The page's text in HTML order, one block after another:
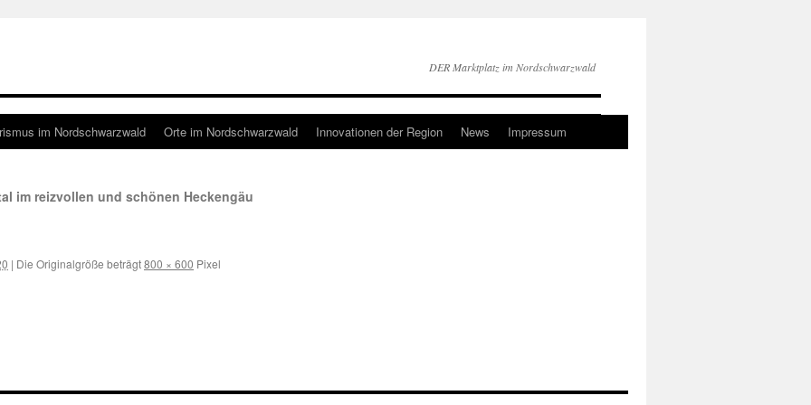
DER Marktplatz im Nordschwarzwald
im Nordschwarzwald Orte im Nordschwarzwald Innovationen der Region News Impressum
im reizvollen und schönen Heckengäu
| Die Originalgröße beträgt800 × 600 Pixel